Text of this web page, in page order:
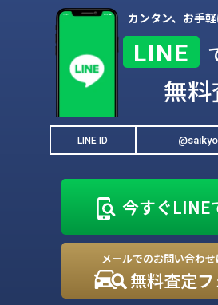
カンタン、お手
LINE
無
LINE ID
今すぐLINE
メールでのお問い合わせ
無料査定